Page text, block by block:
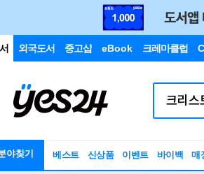
외국도서 중고샵 eBook 크레마클럽
야찾기 베스트 신상품 이벤트 바이백 매